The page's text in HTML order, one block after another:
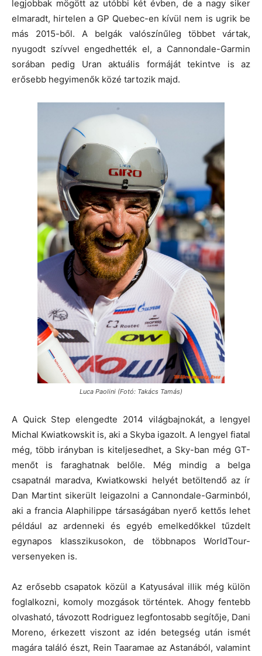
legjobbak mögött az utóbbi két évben, de a nagy siker
elmaradt, hirtelen a GP Quebec-en kívül nem is ugrik be
más 2015-ből. A belgák valószínűleg többet vártak,
nyugodt szívvel engedhették el, a Cannondale-Garmin
sorában pedig Uran aktuális formáját tekintve is az
erősebb hegyimenők közé tartozik majd.
Luca Paolini (Fotó: Takács Tamás)
A Quick Step elengedte 2014 világbajnokát, a lengyel
Michal Kwiatkowskit is, aki a Skyba igazolt. A lengyel fiatal
még, több irányban is kiteljesedhet, a Sky-ban még GT-
menőt is faraghatnak belőle. Még mindig a belga
csapatnál maradva, Kwiatkowski helyét betöltendő az ír
Dan Martint sikerült leigazolni a Cannondale-Garminból,
aki a francia Alaphilippe társaságában nyerő kettős lehet
például az ardenneki és egyéb emelkedőkkel tűzdelt
egynapos klasszikusokon, de többnapos WorldTour-
versenyeken is.
Az erősebb csapatok közül a Katyusával illik még külön
foglalkozni, komoly mozgások történtek. Ahogy fentebb
olvasható, távozott Rodriguez legfontosabb segítője, Dani
Moreno, érkezett viszont az idén betegség után ismét
magára találó észt, Rein Taaramae az Astanából, valamint